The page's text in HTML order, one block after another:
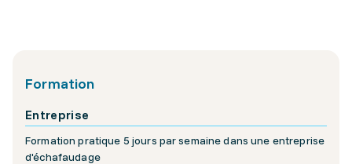
Formation
Entreprise
Formation pratique 5 jours par semaine dans une entreprise
d'échafaudage